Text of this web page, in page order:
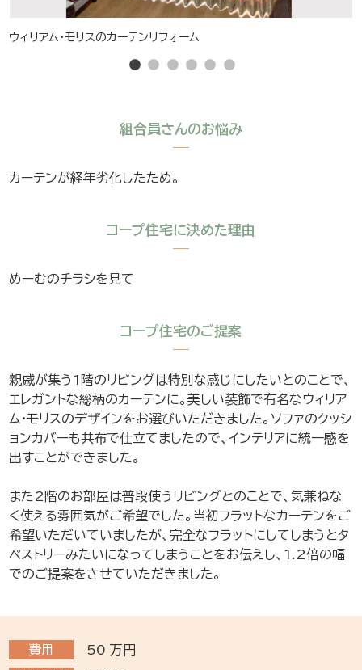
ウィリアム・モリスのカーテンリフォーム
費用 50 万円
組合員さんのお悩み
カーテンが経年劣化したため。
コープ住宅に決めた理由
めーむのチラシを見て
コープ住宅のご提案
親戚が集う1階のリビングは特別な感じにしたいとのことで、
エレガントな総柄のカーテンに。美しい装飾で有名なウィリア
ム・モリスのデザインをお選びいただきました。ソファのクッシ
ョンカバーも共布で仕立てましたので、インテリアに統一感を
出すことができました。
また2階のお部屋は普段使うリビングとのことで、気兼ねな
く使える雰囲気がご希望でした。当初フラットなカーテンをご
希望いただいていましたが、完全なフラットにしてしまうとタ
ペストリーみたいになってしまうことをお伝えし、1.2倍の幅
でのご提案をさせていただきました。